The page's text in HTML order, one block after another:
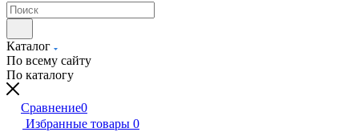
Каталог
По всему сайту
По каталогу
Сравнение0
Избранные товары 0